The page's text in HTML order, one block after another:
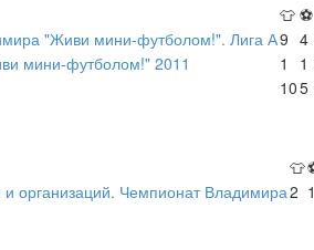
👕 ⚽
"Живи мини-футболом!". Лига А9 4
мини-футболом!" 2011 1 1
105
👕
организаций. Чемпионат Владимира2 1